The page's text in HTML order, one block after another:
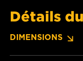
Détails
DIMENSIONS